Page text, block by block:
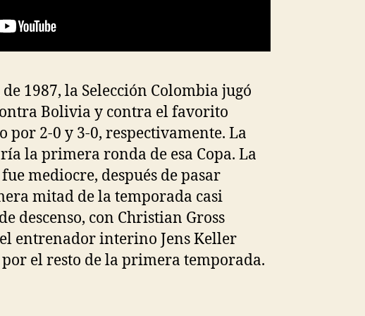
1987, la Selección Colombia jugó
Bolivia y contra el favorito
por 2-0 y 3-0, respectivamente. La
la primera ronda de esa Copa. La
mediocre, después de pasar
mitad de la temporada casi
descenso, con Christian Gross
entrenador interino Jens Keller
el resto de la primera temporada.